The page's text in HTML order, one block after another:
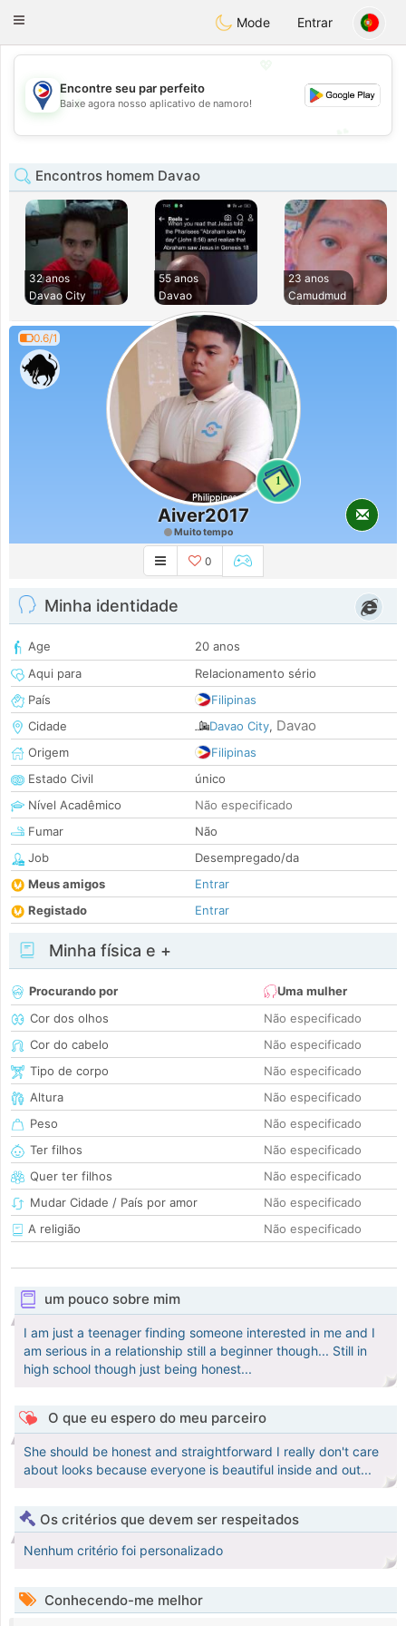
PhilippinesChat
Toggle
Mode Entrar
💖
💕
Encontre seu par perfeito
Baixe agora nosso aplicativo de namoro!
Encontros homem Davao
32 anos
Davao City
55 anos
Davao
23 anos
Camudmud
0.6/1
1
Aiver2017
Muito tempo
0
Minha identidade
Age
20 anos
Aqui para
Relacionamento sério
País
Filipinas
Cidade
Davao City, Davao
Origem
Filipinas
Estado Civil
único
Nível Acadêmico
Não especificado
Fumar
Não
Job
Desempregado/da
Meus amigos
Entrar
Registado
Entrar
Minha física e +
Procurando por
Uma mulher
Cor dos olhos
Não especificado
Cor do cabelo
Não especificado
Tipo de corpo
Não especificado
Altura
Não especificado
Peso
Não especificado
Ter filhos
Não especificado
Quer ter filhos
Não especificado
Mudar Cidade / País por amor
Não especificado
A religião
Não especificado
um pouco sobre mim
I am just a teenager finding someone interested in me and I
am serious in a relationship still a beginner though... Still in
high school though just being honest...
O que eu espero do meu parceiro
She should be honest and straightforward I really don't care
about looks because everyone is beautiful inside and out...
Os critérios que devem ser respeitados
Nenhum critério foi personalizado
Conhecendo-me melhor